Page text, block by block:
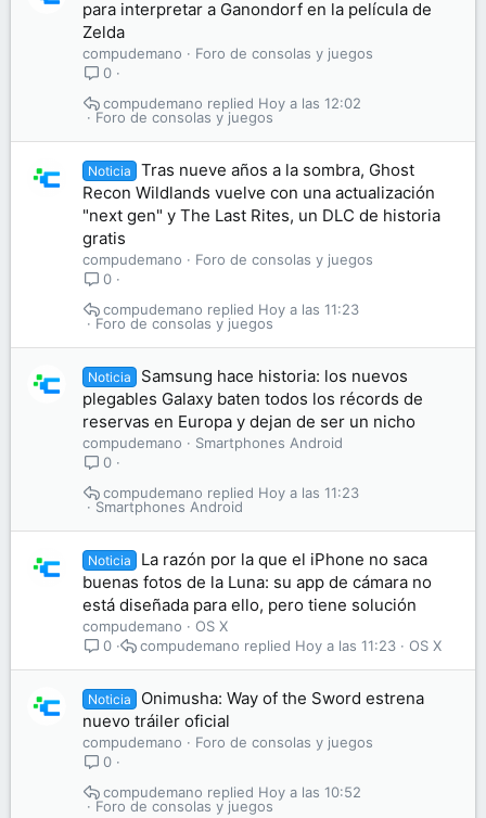
para interpretar a Ganondorf en la película de
Zelda
compudemano
Foro de consolas y juegos
0
Foro de consolas y juegos
Hoy a las 12:02
compudemano
Noticia
Tras nueve años a la sombra, Ghost
Recon Wildlands vuelve con una actualización
"next gen" y The Last Rites, un DLC de historia
gratis
compudemano
Foro de consolas y juegos
0
Foro de consolas y juegos
Hoy a las 11:23
compudemano
Noticia
Samsung hace historia: los nuevos
plegables Galaxy baten todos los récords de
reservas en Europa y dejan de ser un nicho
compudemano
Smartphones Android
0
Smartphones Android
Hoy a las 11:23
compudemano
Noticia
La razón por la que el iPhone no saca
buenas fotos de la Luna: su app de cámara no
está diseñada para ello, pero tiene solución
compudemano
OS X
0
OS X
Hoy a las 11:23
compudemano
Noticia
Onimusha: Way of the Sword estrena
nuevo tráiler oficial
compudemano
Foro de consolas y juegos
0
Foro de consolas y juegos
Hoy a las 10:52
compudemano